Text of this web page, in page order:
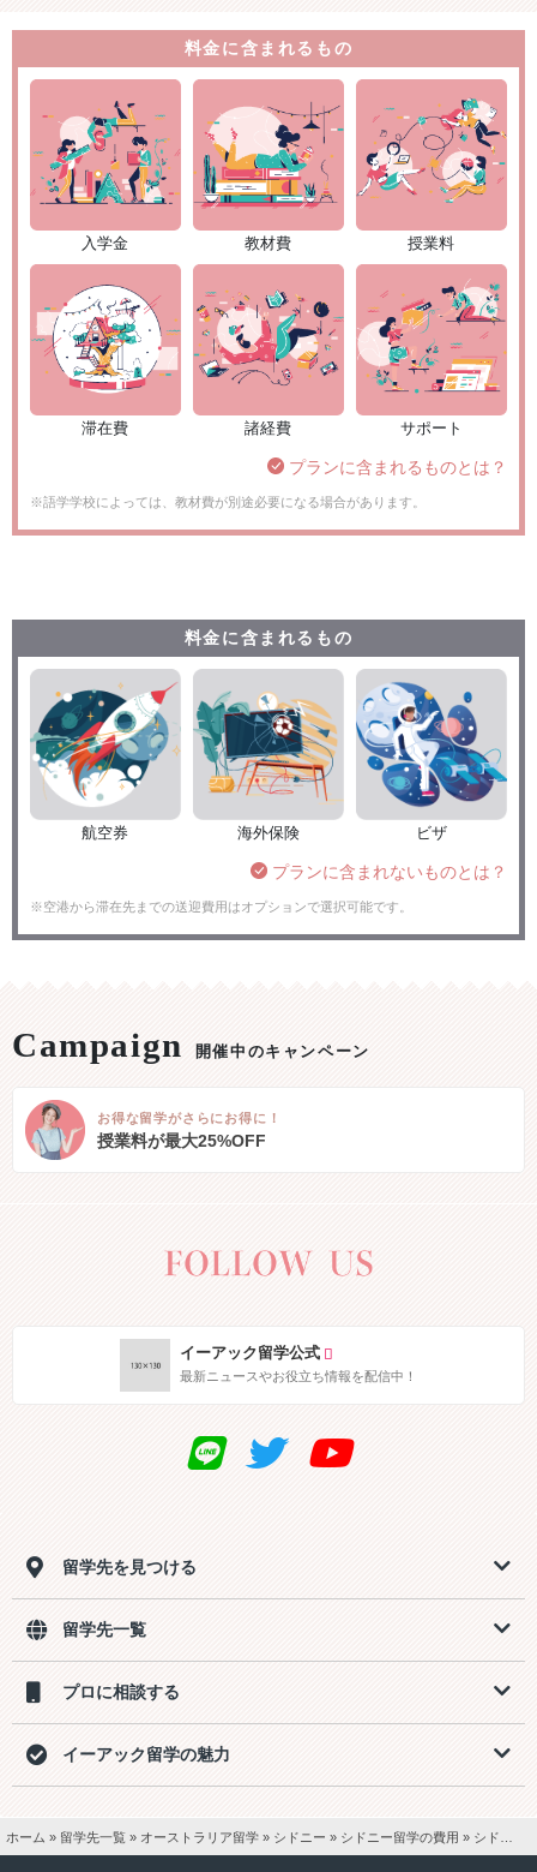
料金に含まれるもの
入学金 教材費 授業料
滞在費 諸経費 サポート
プランに含まれるものとは？
※語学学校によっては、教材費が別途必要になる場合があります。
料金に含まれるもの
航空券 海外保険 ビザ
プランに含まれないものとは？
※空港から滞在先までの送迎費用はオプションで選択可能です。
開催中のキャンペーン
お得な留学がさらにお得に！
授業料が最大25%OFF
イーアック留学公式
最新ニュースやお役立ち情報を配信中！
留学先を見つける
留学先一覧
プロに相談する
イーアック留学の魅力
ホーム » 留学先一覧 » オーストラリア留学 » シドニー » シドニー留学の費用 » シドニー48週間留学【一般英語20レジデンスシングル】費用